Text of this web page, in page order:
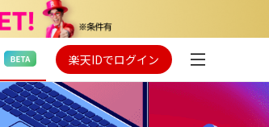
楽天IDでログイン